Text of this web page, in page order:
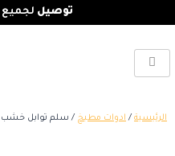
توصيل لجميع
الرئيسية / ادوات مطبخ / سلم توابل خشب